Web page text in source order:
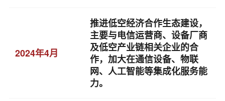
2024年4月
推进低空经济合作生态建设，
主要与电信运营商、设备厂商
及低空产业链相关企业的合
作，加大在通信设备、物联
网、人工智能等集成化服务能
力。